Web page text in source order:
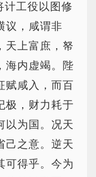
计工役以图修
议，咸谓非
天上富庶，帑
海内虚竭。陛
赋咸入，而百
极，财力耗于
以为国。况天
己之意。逆天
可得乎。今为